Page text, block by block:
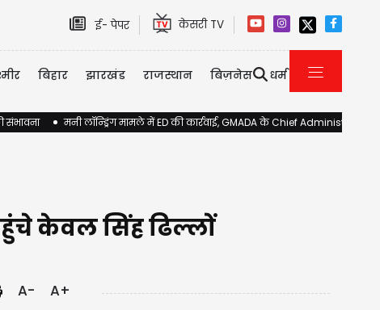
ई- पेपर केसरी TV
बिहार झारखंड राजस्थान बिज़नेस धर्म
संभावना मनी लॉन्ड्रिंग मामले में ED की कार्रवाई, GMADA के Chief Administrator
केवल सिंह ढिल्लों
A- A+